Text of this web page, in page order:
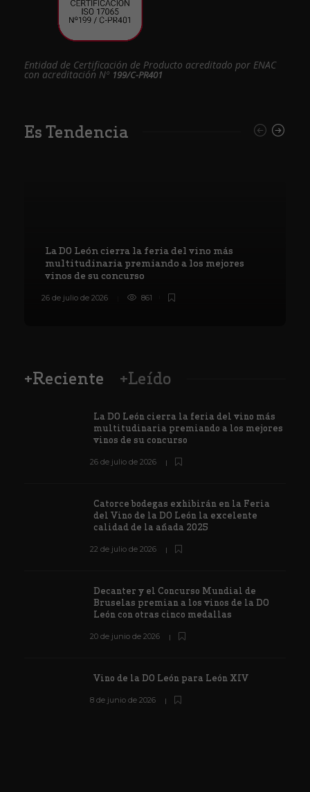
Entidad de Certificación de Producto acreditado por ENAC
con acreditación Nº 199/C-PR401
Es Tendencia
La DO León cierra la feria del vino más
multitudinaria premiando a los mejores
vinos de su concurso
26 de julio de 2026 861
+Reciente +Leído
La DO León cierra la feria del vino más
multitudinaria premiando a los mejores
vinos de su concurso
26 de julio de 2026
Catorce bodegas exhibirán en la Feria
del Vino de la DO León la excelente
calidad de la añada 2025
22 de julio de 2026
Decanter y el Concurso Mundial de
Bruselas premian a los vinos de la DO
León con otras cinco medallas
20 de junio de 2026
Vino de la DO León para León XIV
8 de junio de 2026